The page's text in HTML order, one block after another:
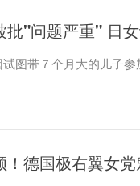
批"问题严重" 日
试图带７个月大的儿子
！德国极右翼女